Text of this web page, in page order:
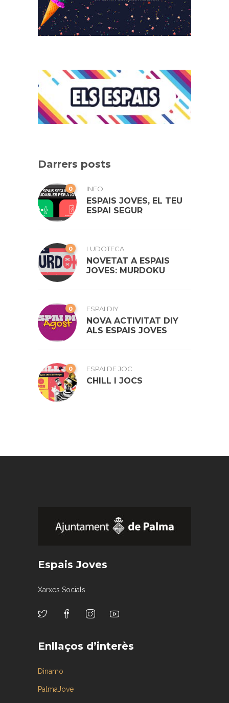
Darrers posts
0 INFO
ESPAIS JOVES, EL TEU
ESPAI SEGUR
0 LUDOTECA
NOVETAT A ESPAIS
JOVES: MURDOKU
0 ESPAI DIY
NOVA ACTIVITAT DIY
ALS ESPAIS JOVES
0 ESPAI DE JOC
CHILL I JOCS
Espais Joves
Xarxes Socials
Enllaços d’interès
Dinamo
PalmaJove